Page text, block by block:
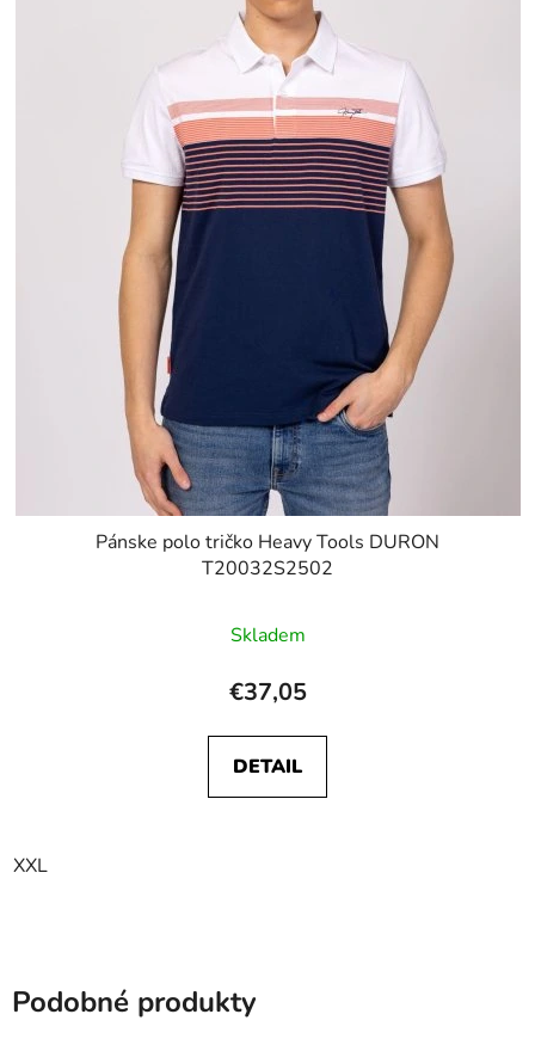
Pánske polo tričko Heavy Tools DURON
T20032S2502
Skladem
€37,05
DETAIL
XXL
Podobné produkty